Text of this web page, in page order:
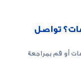
تواصل
أو قم بمراجعة